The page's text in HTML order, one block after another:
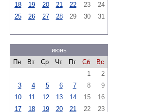
18
19 20 21 22 23
24
25
26 27 28 29 30 31
июнь
Пн
Вт Ср Чт Пт Сб
Вс
1
2
3
4 5 6 7 8
9
10
11 12 13 14 15
16
17
18 19 20 21 22
23